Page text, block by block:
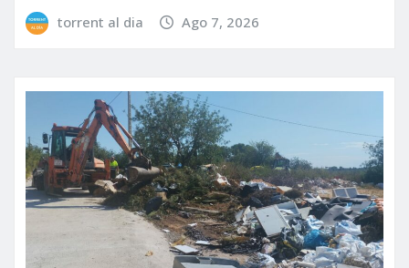
torrent al dia Ago 7, 2026